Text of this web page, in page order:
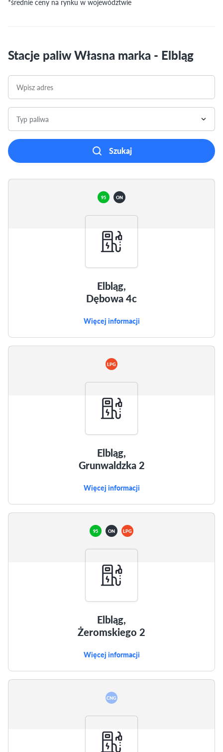
*średnie ceny na rynku w województwie
Stacje paliw Własna marka - Elbląg
Typ paliwa
Szukaj
95 ON
Elbląg,
Dębowa 4c
Więcej informacji
LPG
Elbląg,
Grunwaldzka 2
Więcej informacji
95 ON LPG
Elbląg,
Żeromskiego 2
Więcej informacji
CNG